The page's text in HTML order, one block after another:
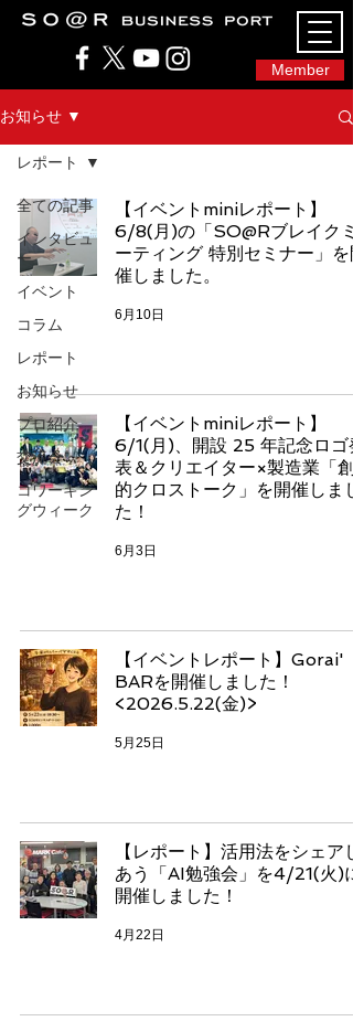
Member
SO@Rビジネスポート｜広島市のシェアオフィ
ス・コワーキングスペース
お知らせ ▼
全ての記事
インタビュ
ー
イベント
コラム
レポート
お知らせ
プロ紹介
交流会
コワーキン
グウィーク
レポート
【イベントminiレポート】
6/8(月)の「SO@Rブレイクミ
ーティング 特別セミナー」を
催しました。
6月10日
【イベントminiレポート】
6/1(月)、開設 25 年記念ロゴ
表＆クリエイター×製造業「創
的クロストーク」を開催しまし
た！
6月3日
【イベントレポート】Gorai'
BARを開催しました！
<2026.5.22(金)>
5月25日
【レポート】活用法をシェアし
あう「AI勉強会」を4/21(火)に
開催しました！
4月22日